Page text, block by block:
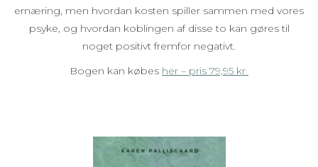
ernæring, men hvordan kosten spiller sammen med vores
psyke, og hvordan koblingen af disse to kan gøres til
noget positivt fremfor negativt.
Bogen kan købes her – pris 79,95 kr